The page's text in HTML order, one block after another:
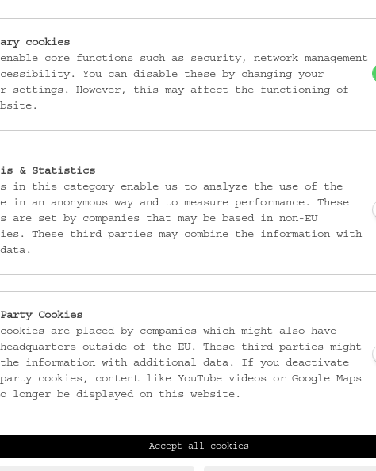
oemv13998
DATIERUNG
1770-1780
Glasur
TECHNIK
gedreht (Keramik)
glasiert, farbig (Keramik)
ABBILDUNG
cookies
enable core functions such as security, network management
You can disable these by changing your
settings. However, this may affect the functioning of
& Statistics
in this category enable us to analyze the use of the
in an anonymous way and to measure performance. These
are set by companies that may be based in non-EU
These third parties may combine the information with
Cookies
cookies are placed by companies which might also have
outside of the EU. These third parties might
the information with additional data. If you deactivate
cookies, content like YouTube videos or Google Maps
longer be displayed on this website.
Accept all cookies